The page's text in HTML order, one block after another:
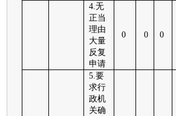
4.无
正当
理由
大量
反复
申请
0 0 0
5.要
求行
政机
关确